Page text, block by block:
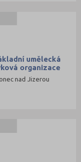
umělecká
organizace
nad Jizerou